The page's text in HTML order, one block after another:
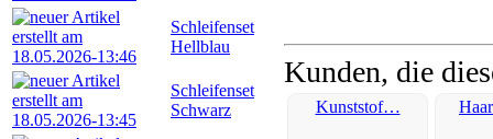
Schleifenset
Hellblau
Schleifenset
Schwarz
Kunden, die
Kunststof…